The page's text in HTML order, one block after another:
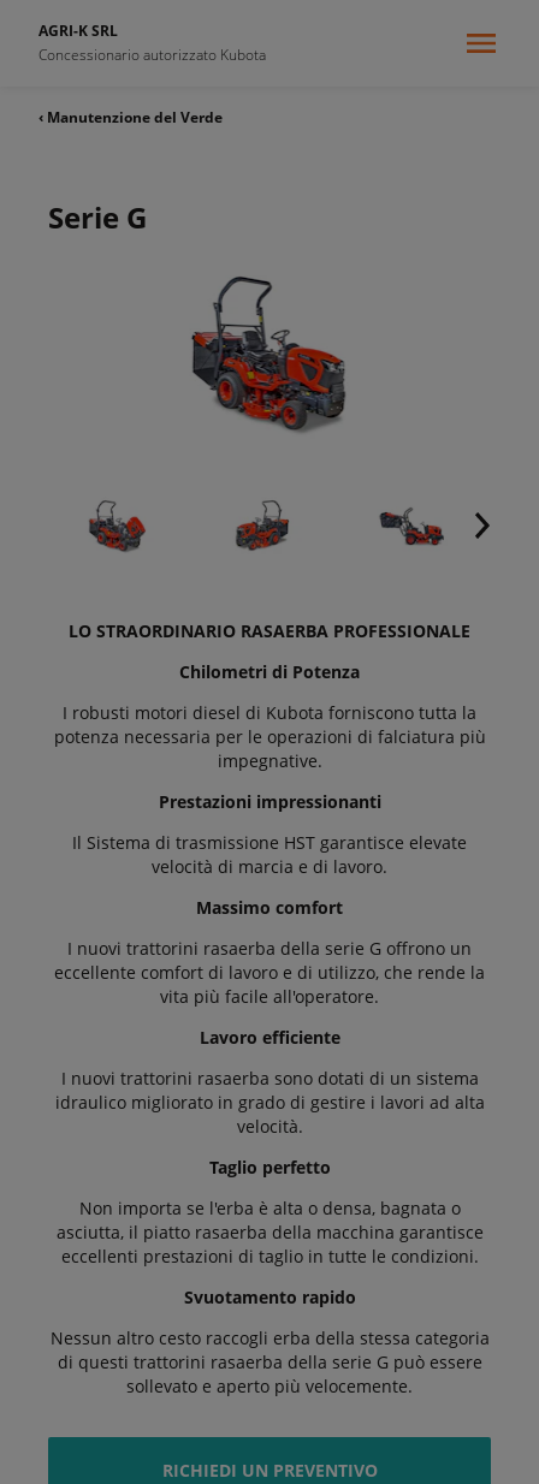
AGRI-K SRL
Concessionario autorizzato Kubota
‹ Manutenzione del Verde
Serie G
LO STRAORDINARIO RASAERBA PROFESSIONALE
Chilometri di Potenza
I robusti motori diesel di Kubota forniscono tutta la
potenza necessaria per le operazioni di falciatura più
impegnative.
Prestazioni impressionanti
Il Sistema di trasmissione HST garantisce elevate
velocità di marcia e di lavoro.
Massimo comfort
I nuovi trattorini rasaerba della serie G offrono un
eccellente comfort di lavoro e di utilizzo, che rende la
vita più facile all'operatore.
Lavoro efficiente
I nuovi trattorini rasaerba sono dotati di un sistema
idraulico migliorato in grado di gestire i lavori ad alta
velocità.
Taglio perfetto
Non importa se l'erba è alta o densa, bagnata o
asciutta, il piatto rasaerba della macchina garantisce
eccellenti prestazioni di taglio in tutte le condizioni.
Svuotamento rapido
Nessun altro cesto raccogli erba della stessa categoria
di questi trattorini rasaerba della serie G può essere
sollevato e aperto più velocemente.
RICHIEDI UN PREVENTIVO